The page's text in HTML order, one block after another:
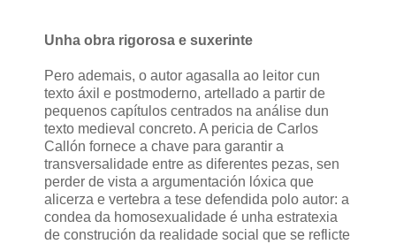
Unha obra rigorosa e suxerinte
Pero ademais, o autor agasalla ao leitor cun
texto áxil e postmoderno, artellado a partir de
pequenos capítulos centrados na análise dun
texto medieval concreto. A pericia de Carlos
Callón fornece a chave para garantir a
transversalidade entre as diferentes pezas, sen
perder de vista a argumentación lóxica que
alicerza e vertebra a tese defendida polo autor: a
condea da homosexualidade é unha estratexia
de construción da realidade social que se reflicte